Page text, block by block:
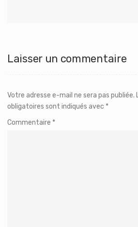
Laisser un commentaire
Votre adresse e-mail ne sera pas publiée.
obligatoires sont indiqués avec *
Commentaire *